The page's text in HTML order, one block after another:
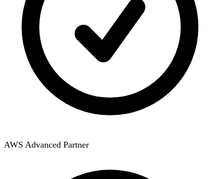
AWS Advanced Partner